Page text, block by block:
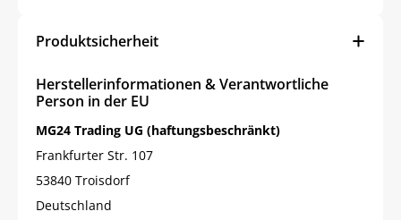
Produktsicherheit
Herstellerinformationen & Verantwortliche
Person in der EU
MG24 Trading UG (haftungsbeschränkt)
Frankfurter Str. 107
53840 Troisdorf
Deutschland